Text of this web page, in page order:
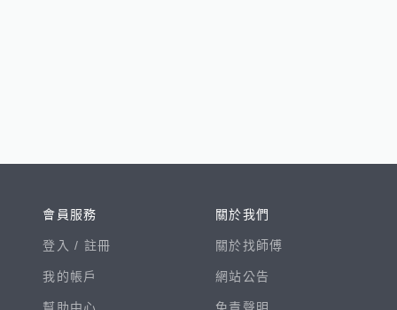
會員服務
登入 / 註冊
我的帳戶
關於我們
關於找師傅
網站公告